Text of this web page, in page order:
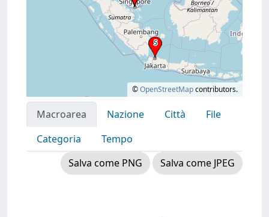
©OpenStreetMapcontributors.
Macroarea Nazione Città
File
Categoria
Tempo
Salva come PNG
Salva come JPEG